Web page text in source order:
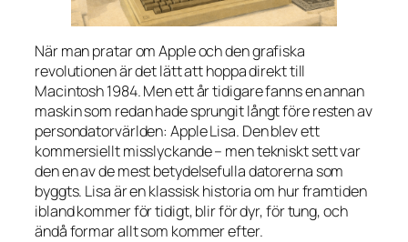
När man pratar om Apple och den grafiska
revolutionen är det lätt att hoppa direkt till
Macintosh 1984. Men ett år tidigare fanns en annan
maskin som redan hade sprungit långt före resten av
persondatorvärlden: Apple Lisa. Den blev ett
kommersiellt misslyckande – men tekniskt sett var
den en av de mest betydelsefulla datorerna som
byggts. Lisa är en klassisk historia om hur framtiden
ibland kommer för tidigt, blir för dyr, för tung, och
ändå formar allt som kommer efter.